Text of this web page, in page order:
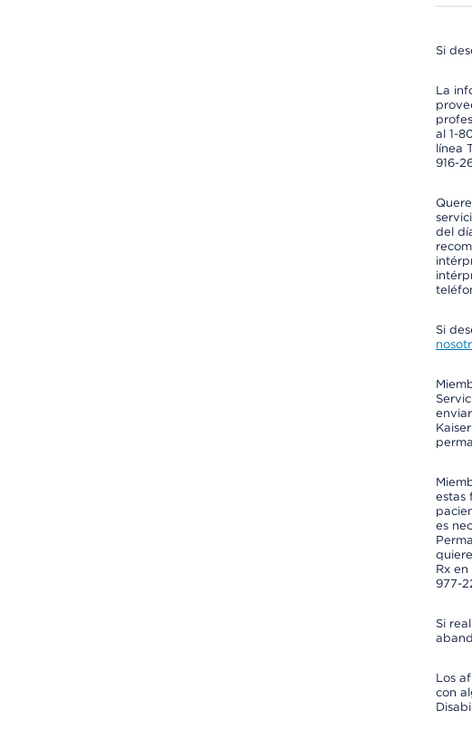
Si
La
al 1-
línea
916-
del
Si
estas
es
Rx en
977-
Si
Los
con